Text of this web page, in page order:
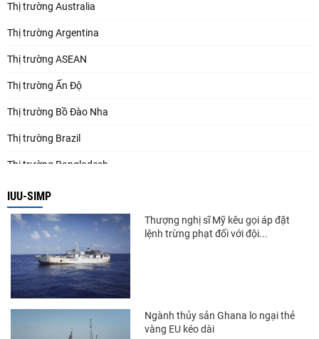
Thị trường Australia
Thị trường Argentina
Thị trường ASEAN
Thị trường Ấn Độ
Thị trường Bồ Đào Nha
Thị trường Brazil
Thị trường Bangladesh
Thị trường Chile
Thị trường Canada
Thị trường Ecuador
Thị trường EU
Thị trường Indonesia
IUU-SIMP
Thượng nghị sĩ Mỹ kêu gọi áp đặt
lệnh trừng phạt đối với đội...
Ngành thủy sản Ghana lo ngại thẻ
vàng EU kéo dài